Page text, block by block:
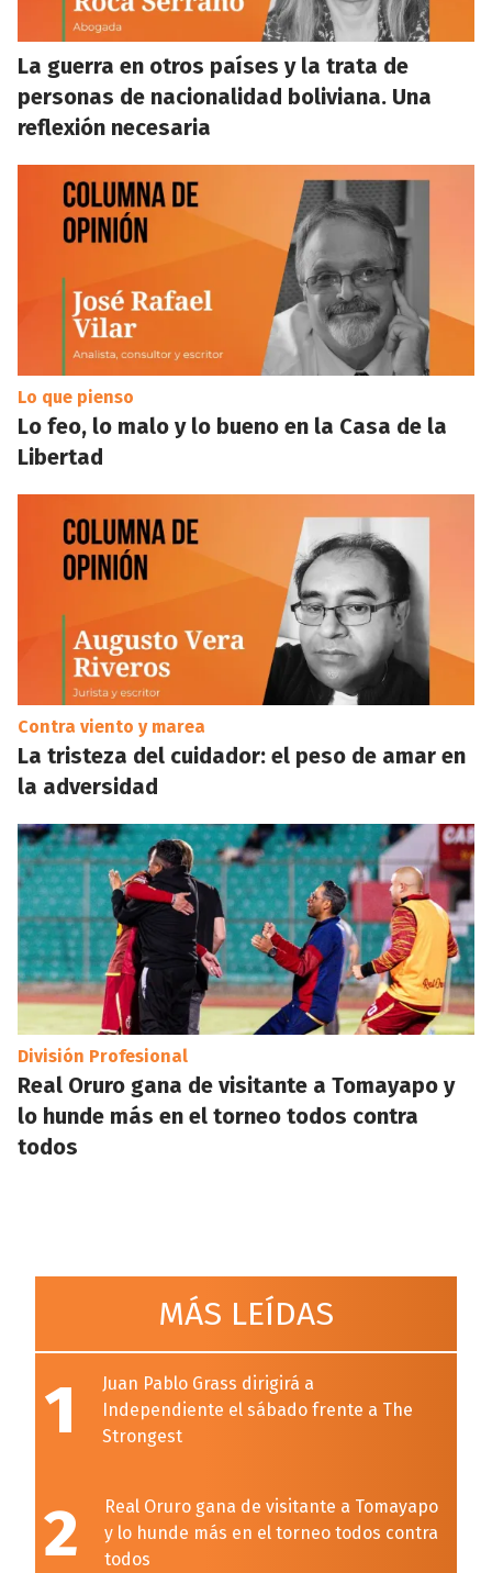
La guerra en otros países y la trata de
personas de nacionalidad boliviana. Una
reflexión necesaria
Lo que pienso
Lo feo, lo malo y lo bueno en la Casa de la
Libertad
Contra viento y marea
La tristeza del cuidador: el peso de amar en
la adversidad
División Profesional
Real Oruro gana de visitante a Tomayapo y
lo hunde más en el torneo todos contra
todos
MÁS LEÍDAS
1
Juan Pablo Grass dirigirá a
Independiente el sábado frente a The
Strongest
2
Real Oruro gana de visitante a Tomayapo
y lo hunde más en el torneo todos contra
todos